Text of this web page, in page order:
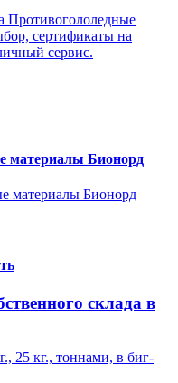
Противогололедные
сертификаты на
сервис.
материалы Бионорд
склада в
25 кг., тоннами, в биг-